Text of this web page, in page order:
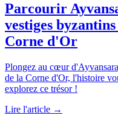
Parcourir
vestiges
Corne d'Or
Plongez au cœur
de la Corne d'Or, l'histoire
explorez ce trésor !
Lire l'article →